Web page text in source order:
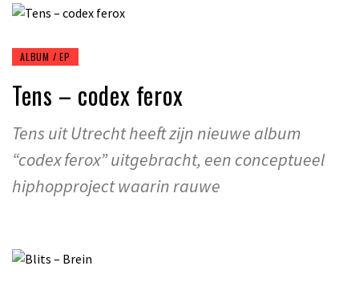
ALBUM / EP
Tens – codex ferox
Tens uit Utrecht heeft zijn nieuwe album
“codex ferox” uitgebracht, een conceptueel
hiphopproject waarin rauwe